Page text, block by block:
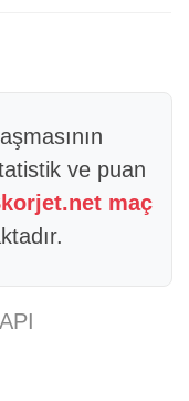
ve puan
maç